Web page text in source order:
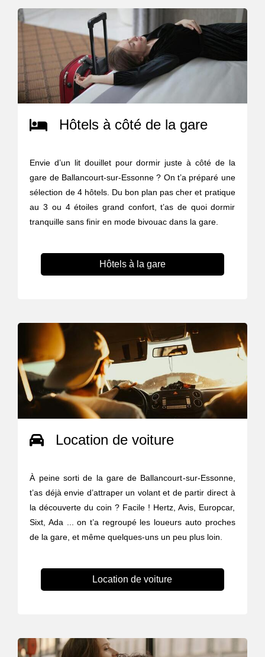
Hôtels à côté de la gare
Envie d’un lit douillet pour dormir juste à côté de la
gare de Ballancourt-sur-Essonne ? On t’a préparé une
sélection de 4 hôtels. Du bon plan pas cher et pratique
au 3 ou 4 étoiles grand confort, t’as de quoi dormir
tranquille sans finir en mode bivouac dans la gare.
Hôtels à la gare
Location de voiture
À peine sorti de la gare de Ballancourt-sur-Essonne,
t’as déjà envie d’attraper un volant et de partir direct à
la découverte du coin ? Facile ! Hertz, Avis, Europcar,
Sixt, Ada ... on t’a regroupé les loueurs auto proches
de la gare, et même quelques-uns un peu plus loin.
Location de voiture